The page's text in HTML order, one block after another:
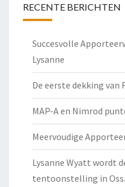
RECENTE BERICHTEN
Succesvolle
Lysanne
De eerste dekking van
MAP-A en Nimrod
Meervoudige
Lysanne Wyatt wordt
tentoonstelling in Oss.